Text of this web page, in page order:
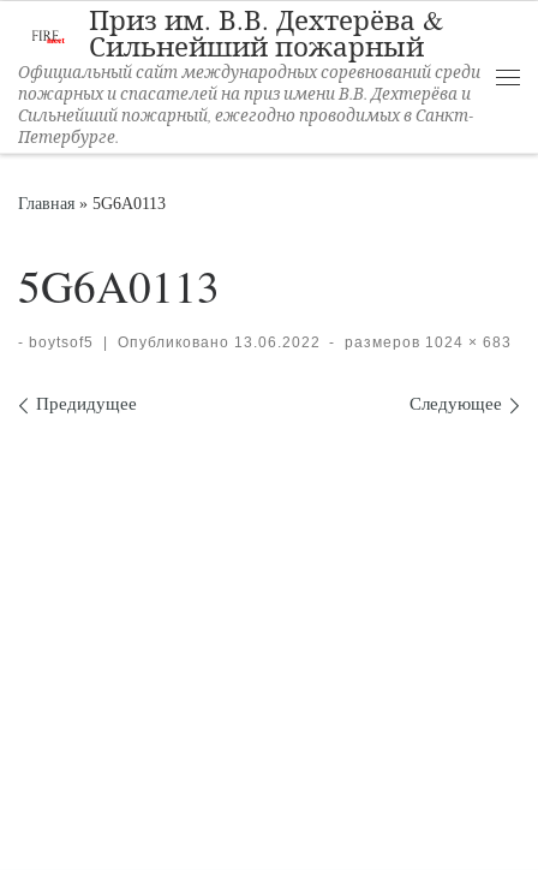
Перейти к содержимому
Приз им. В.В. Дехтерёва &
Сильнейший пожарный
Официальный сайт международных соревнований среди
пожарных и спасателей на приз имени В.В. Дехтерёва и
Сильнейший пожарный, ежегодно проводимых в Санкт-
Петербурге.
Главная » 5G6A0113
5G6A0113
- boytsof5 Опубликовано 13.06.2022 - размеров 1024 × 683
Навигация по
Предидущее Следующее